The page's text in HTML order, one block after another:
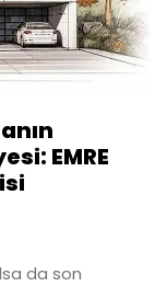
EMRE
da son